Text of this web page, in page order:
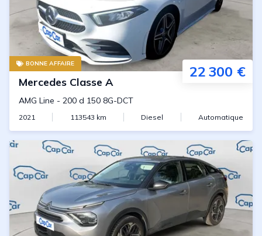
BONNE AFFAIRE 22 300 €
Mercedes Classe A
AMG Line - 200 d 150 8G-DCT
2021 113543 km Diesel Automatique